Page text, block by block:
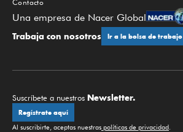
Contacto
Una empresa de Nacer Global
Trabaja con nosotros Ir a la bolsa de trabajo
Suscríbete a nuestros Newsletter.
Regístrate aquí
Al suscribirte, aceptas nuestras políticas de privacidad.